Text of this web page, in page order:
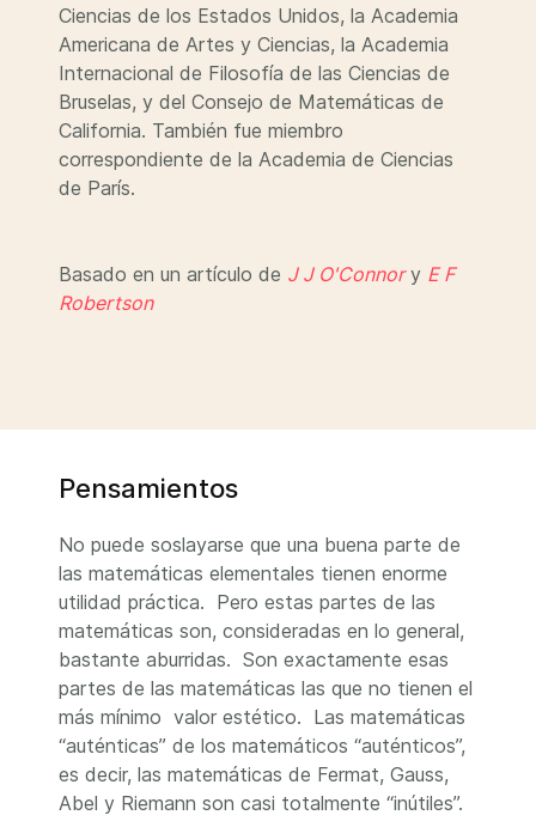
Ciencias de los Estados Unidos, la Academia
Americana de Artes y Ciencias, la Academia
Internacional de Filosofía de las Ciencias de
Bruselas, y del Consejo de Matemáticas de
California. También fue miembro
correspondiente de la Academia de Ciencias
de París.
Basado en un artículo de J J O'Connory E F
Robertson
Pensamientos
No puede soslayarse que una buena parte de
las matemáticas elementales tienen enorme
utilidad práctica. Pero estas partes de las
matemáticas son, consideradas en lo general,
bastante aburridas. Son exactamente esas
partes de las matemáticas las que no tienen el
más mínimo valor estético. Las matemáticas
“auténticas” de los matemáticos “auténticos”,
es decir, las matemáticas de Fermat, Gauss,
Abel y Riemann son casi totalmente “inútiles”.